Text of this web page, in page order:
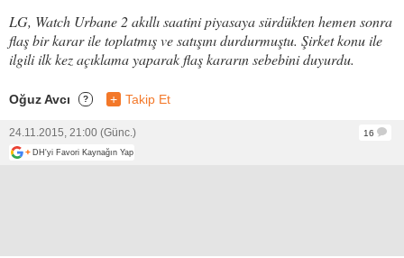
LG, Watch Urbane 2 akıllı saatini piyasaya sürdükten hemen sonra
flaş bir karar ile toplatmış ve satışını durdurmuştu. Şirket konu ile
ilgili ilk kez açıklama yaparak flaş kararın sebebini duyurdu.
Oğuz Avcı ? + Takip Et
24.11.2015, 21:00 (Günc.)
16
+ DH'yi Favori Kaynağın Yap